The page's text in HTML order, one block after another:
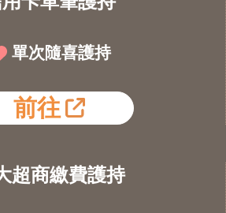
單次隨喜護持
前往
超商繳費護持